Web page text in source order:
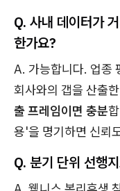
Q. 사내 데이터가
한가요?
A. 가능합니다. 업종
회사와의 갭을 산출
출 프레임이면 충분
용'을 명기하면 신뢰
Q. 분기 단위 선행